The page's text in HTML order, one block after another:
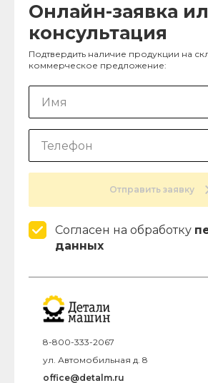
Онлайн-заявка
консультация
Подтвердить наличие продукции на
коммерческое предложение:
Отправить заявку
Согласен на обработку
данных
8-800-333-2067
ул. Автомобильная д. 8
office@detalm.ru